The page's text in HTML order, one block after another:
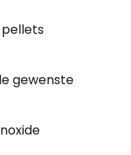
gewenste